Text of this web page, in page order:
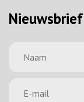
Nieuwsbrief